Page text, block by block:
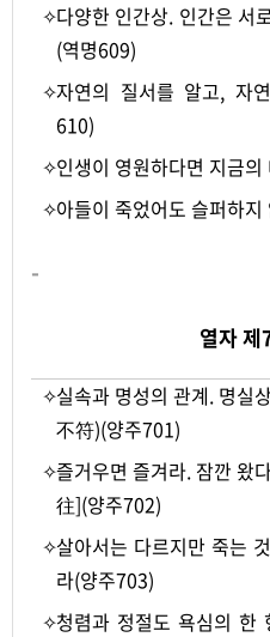
✧다양한 인간상. 인간은 서
(역명609)
✧자연의 질서를 알고, 자
610)
✧인생이 영원하다면 지금
✧아들이 죽었어도 슬퍼하
-
열자 제
✧실속과 명성의 관계. 명실
不符)(양주701)
✧즐거우면 즐겨라. 잠깐 왔
往](양주702)
✧살아서는 다르지만 죽는
라(양주703)
✧청렴과 정절도 욕심의 한